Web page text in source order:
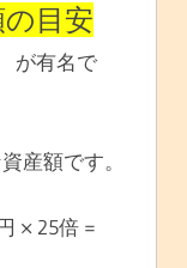
目安
が有名で
産額です。
× 25倍 =